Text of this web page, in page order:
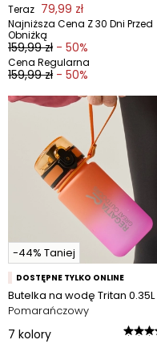
Teraz 79,99 zł
Najniższa Cena Z 30 Dni Przed
Obniżką
159,99 zł - 50%
Cena Regularna
159,99 zł - 50%
-44% Taniej
DOSTĘPNE TYLKO ONLINE
Butelka na wodę Tritan 0.35L
Pomarańczowy
7 kolory